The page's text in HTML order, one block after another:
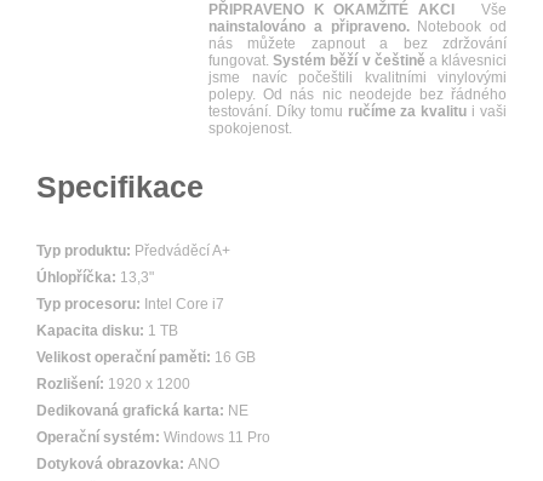
PŘIPRAVENO K OKAMŽITÉ AKCI
Vše
nainstalováno a připraveno.Notebook od
nás můžete zapnout a bez zdržování
fungovat.Systém běží v češtině a klávesnici
jsme navíc počeštili kvalitními vinylovými
polepy. Od nás nic neodejde bez řádného
testování. Díky tomu ručíme za kvalitu i vaši
spokojenost.
Specifikace
Typ produktu: Předváděcí A+
Úhlopříčka: 13,3"
Typ procesoru: Intel Core i7
Kapacita disku: 1 TB
Velikost operační paměti: 16 GB
Rozlišení: 1920 x 1200
Dedikovaná grafická karta: NE
Operační systém: Windows 11 Pro
Dotyková obrazovka: ANO